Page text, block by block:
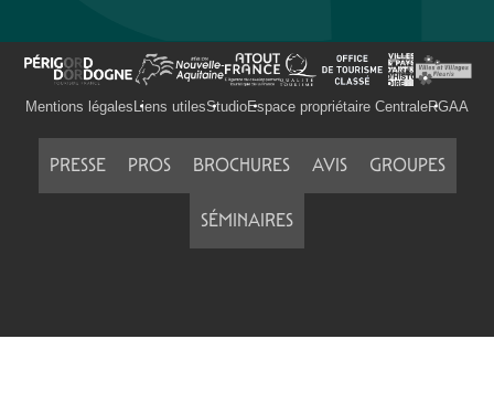
Mentions légalesLiens utilesStudioEspace propriétaire CentraleRGAA
PRESSE PROS BROCHURES AVIS GROUPES
SÉMINAIRES